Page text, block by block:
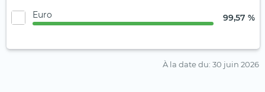
Euro 99,57 %
À la date du: 30 juin 2026